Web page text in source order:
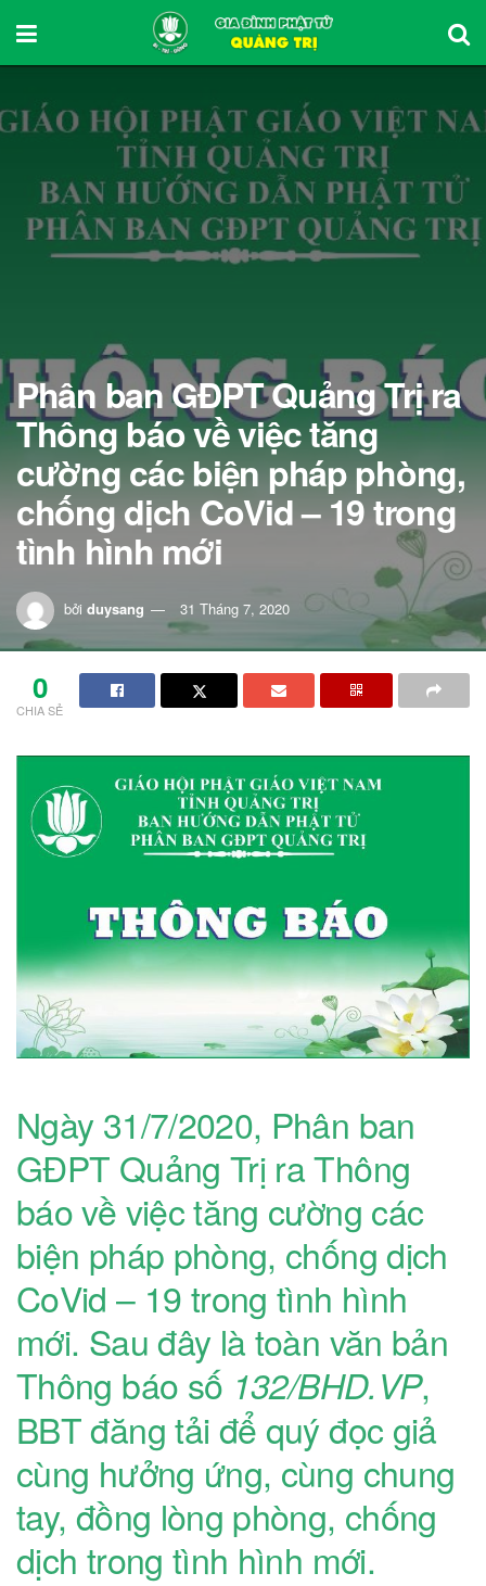
Phân ban GĐPT Quảng Trị ra
Thông báo về việc tăng
cường các biện pháp phòng,
chống dịch CoVid – 19 trong
tình hình mới
bởi duysang 31 Tháng 7, 2020
0
CHIA SẺ
Ngày 31/7/2020, Phân ban
GĐPT Quảng Trị ra Thông
báo về việc tăng cường các
biện pháp phòng, chống dịch
CoVid – 19 trong tình hình
mới. Sau đây là toàn văn bản
Thông báo số 132/BHD.VP,
BBT đăng tải để quý đọc giả
cùng hưởng ứng, cùng chung
tay, đồng lòng phòng, chống
dịch trong tình hình mới.